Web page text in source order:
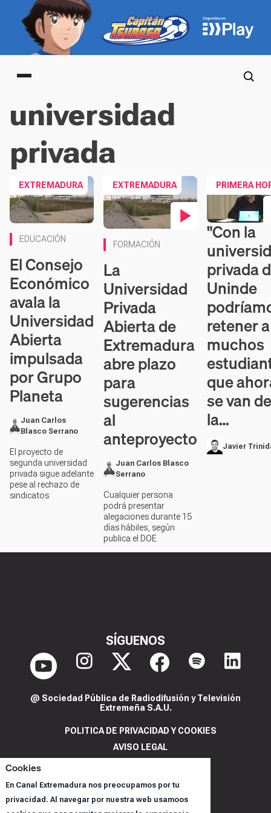
Cookies
En Canal Extremadura nos preocupamos por tu
privacidad. Al navegar por nuestra web usamoos
Main menu
universidad
privada
EXTREMADURA
EDUCACIÓN
El Consejo
Económico
avala la
Universidad
Abierta
impulsada
por Grupo
Planeta
Juan Carlos
Blasco Serrano
El proyecto de
segunda universidad
privada sigue adelante
pese al rechazo de
sindicatos
EXTREMADURA
FORMACIÓN
La
Universidad
Privada
Abierta de
Extremadura
abre plazo
para
sugerencias
al
anteproyecto
Juan Carlos Blasco
Serrano
Cualquier persona
podrá presentar
alegaciones durante 15
días hábiles, según
publica el DOE
PRIMERA
Contenido en
"Con la
privada
Uninde
retener a
muchos
que
se van de
la…
Javier
SÍGUENOS
@ Sociedad Pública de Radiodifusión y Televisión
Extremeña S.A.U.
POLITICA DE PRIVACIDAD Y COOKIES
AVISO LEGAL
REGISTRO DE PROGRAMAS